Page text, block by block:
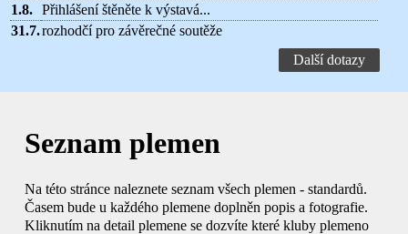
1.8. Přihlášení štěněte k výstavá...
31.7.rozhodčí pro závěrečné soutěže
Další dotazy
Seznam plemen
Na této stránce naleznete seznam všech plemen - standardů.
Časem bude u každého plemene doplněn popis a fotografie.
Kliknutím na detail plemene se dozvíte které kluby plemeno